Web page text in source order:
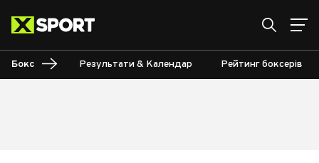
Бокс Результати & Календар Рейтинг боксерів